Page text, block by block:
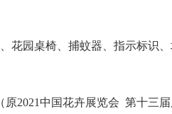
花园桌椅、捕蚊器、指示标识
原2021中国花卉展览会 第十三